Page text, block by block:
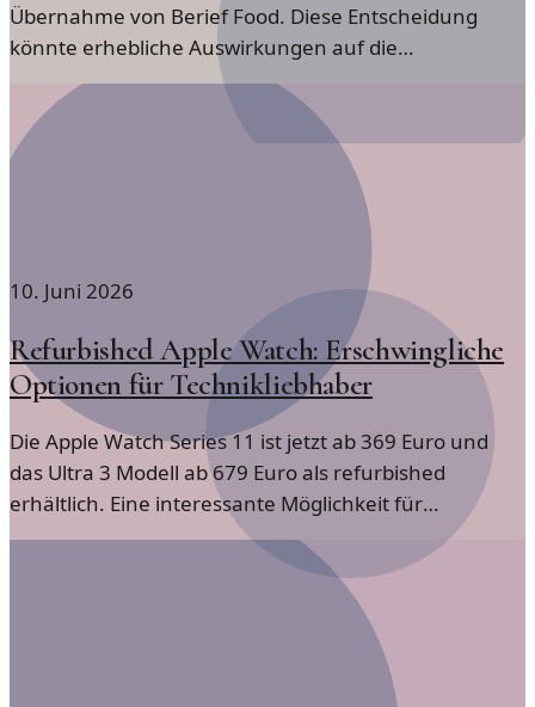
Übernahme von Berief Food. Diese Entscheidung
könnte erhebliche Auswirkungen auf die
Lebensmittelbranche haben.
10. Juni 2026
Refurbished Apple Watch: Erschwingliche
Optionen für Technikliebhaber
Die Apple Watch Series 11 ist jetzt ab 369 Euro und
das Ultra 3 Modell ab 679 Euro als refurbished
erhältlich. Eine interessante Möglichkeit für
Technikenthusiasten, hochwertige Geräte zu einem